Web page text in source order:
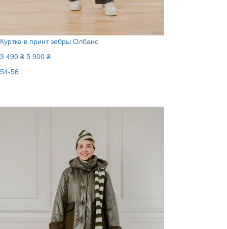
Куртка в принт зебры Олбанс
3 490 ₴ 5 900 ₴
54-56